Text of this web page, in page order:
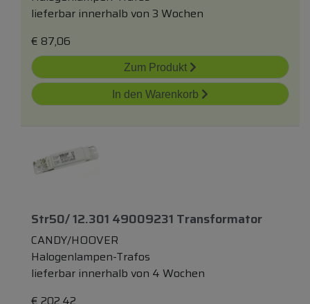
lieferbar innerhalb von 3 Wochen
€ 87,06
Zum Produkt
In den Warenkorb
Str50/ 12.301 49009231 Transformator
CANDY/HOOVER
Halogenlampen-Trafos
lieferbar innerhalb von 4 Wochen